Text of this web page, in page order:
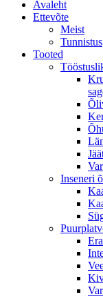
Avaleht
Ettevõte
Meist
Tunnistus
Tooted
Inseneri